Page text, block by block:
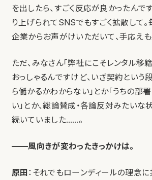
を出したら、すごく反応が良かったんで
り上げられてSNSでもすごく拡散して
企業からお声がけいただいて、手応えも
ただ、みなさん「弊社にこそレンタル移
おっしゃるんですけど、いざ契約という段
ら儲かるかわからない」とか「うちの部
い」とか、総論賛成・各論反対みたいな
続いていました……。
——風向きが変わったきっかけは。
原田 ：それでもローンディールの理念